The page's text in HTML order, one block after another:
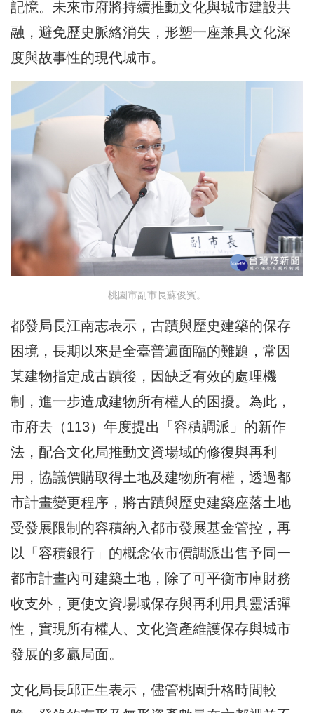
記憶。未來市府將持續推動文化與城市建設共
融，避免歷史脈絡消失，形塑一座兼具文化深
度與故事性的現代城市。
桃園市副市長蘇俊賓。
都發局長江南志表示，古蹟與歷史建築的保存
困境，長期以來是全臺普遍面臨的難題，常因
某建物指定成古蹟後，因缺乏有效的處理機
制，進一步造成建物所有權人的困擾。為此，
市府去（113）年度提出「容積調派」的新作
法，配合文化局推動文資場域的修復與再利
用，協議價購取得土地及建物所有權，透過都
市計畫變更程序，將古蹟與歷史建築座落土地
受發展限制的容積納入都市發展基金管控，再
以「容積銀行」的概念依市價調派出售予同一
都市計畫內可建築土地，除了可平衡市庫財務
收支外，更使文資場域保存與再利用具靈活彈
性，實現所有權人、文化資產維護保存與城市
發展的多贏局面。
文化局長邱正生表示，儘管桃園升格時間較